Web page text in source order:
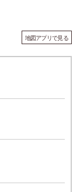
地図アプリで見る